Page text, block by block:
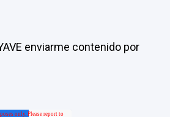
enviarme contenido por